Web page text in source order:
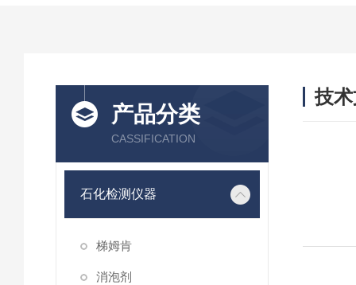
产品分类
CASSIFICATION
石化检测仪器
梯姆肯
消泡剂
技